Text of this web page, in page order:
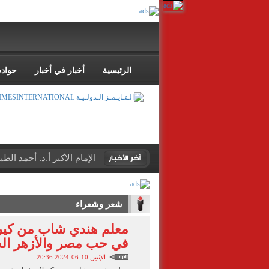
الرئيسية أخبار في أخبار
الإمام الأكبر أ.د. أحمد
شعر وشعراء
معلم هندي شاب من
في حب مصر والأزهر
الإثنين 10-06-2024 20:36